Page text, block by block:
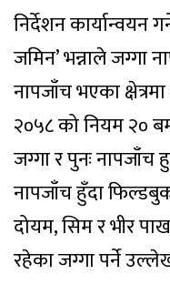
निर्देशन कार्यान्वयन
जमिन’ भन्नाले जग्गा
नापजाँच भएका
२०५८ को नियम २०
जग्गा र पुनः नापजाँच
नापजाँच हुँदा
दोयम, सिम र भीर
रहेका जग्गा पर्ने